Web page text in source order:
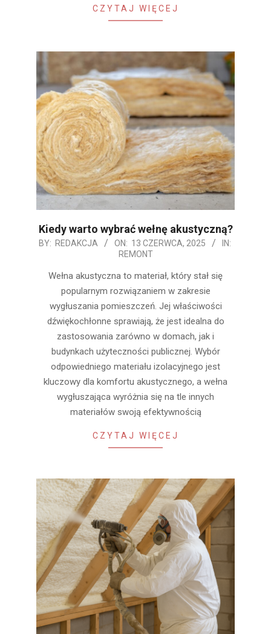
CZYTAJ WIĘCEJ
Kiedy warto wybrać wełnę akustyczną?
2025-
BY: REDAKCJA ON: 13 CZERWCA, 2025
IN:
REMONT
Wełna akustyczna to materiał, który stał się
popularnym rozwiązaniem w zakresie
wygłuszania pomieszczeń. Jej właściwości
dźwiękochłonne sprawiają, że jest idealna do
zastosowania zarówno w domach, jak i
budynkach użyteczności publicznej. Wybór
odpowiedniego materiału izolacyjnego jest
kluczowy dla komfortu akustycznego, a wełna
wygłuszająca wyróżnia się na tle innych
materiałów swoją efektywnością
CZYTAJ WIĘCEJ